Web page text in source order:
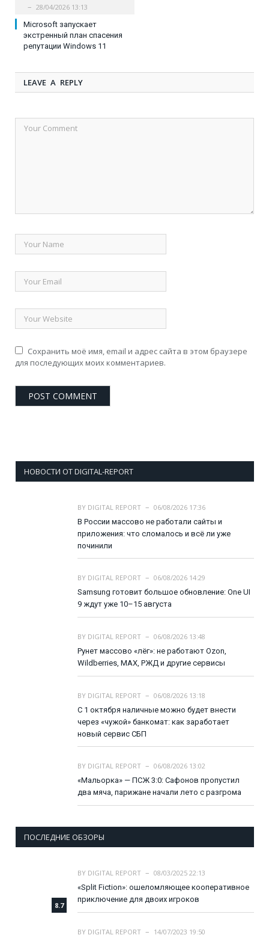
28/04/2026 13:13
Microsoft запускает
экстренный план спасения
репутации Windows 11
LEAVE A REPLY
Сохранить моё имя, email и адрес сайта в этом браузере
для последующих моих комментариев.
НОВОСТИ ОТ DIGITAL-REPORT
BY DIGITAL REPORT
06/08/2026 17:36
В России массово не работали сайты и
приложения: что сломалось и всё ли уже
починили
BY DIGITAL REPORT
06/08/2026 14:29
Samsung готовит большое обновление: One UI
9 ждут уже 10–15 августа
BY DIGITAL REPORT
06/08/2026 13:48
Рунет массово «лёг»: не работают Ozon,
Wildberries, MAX, РЖД и другие сервисы
BY DIGITAL REPORT
06/08/2026 13:18
С 1 октября наличные можно будет внести
через «чужой» банкомат: как заработает
новый сервис СБП
BY DIGITAL REPORT
06/08/2026 13:02
«Мальорка» — ПСЖ 3:0: Сафонов пропустил
два мяча, парижане начали лето с разгрома
ПОСЛЕДНИЕ ОБЗОРЫ
8.7
BY DIGITAL REPORT
08/03/2025 22:13
«Split Fiction»: ошеломляющее кооперативное
приключение для двоих игроков
BY DIGITAL REPORT
14/07/2023 19:50